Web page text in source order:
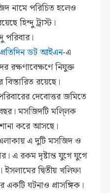
নামে পরিচিত হলেও
হিন্দু ট্রাস্ট।
পরিবার।
প্রতিদিন ডট আইএন-এ
রক্ষণাবেক্ষণে নিযুক্ত
বিস্তারিত রয়েছে।
দেবোত্তর জমিতে
মসজিদটি মলি্লক
করে আসছে।
এলাকায় এ দুটি মসজিদ ও
এ রকম দৃষ্টান্ত যুগে যুগে
দ্বিতীয় খলিফা
ঘটনাও প্রাসঙ্গিক।